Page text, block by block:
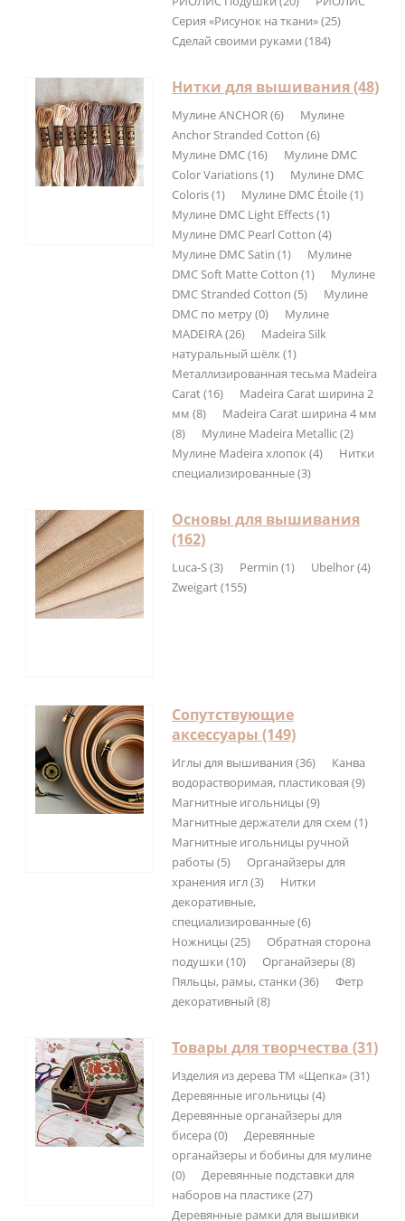
Серия «Рисунок на ткани» (25)
Сделай своими руками (184)
Нитки для вышивания (48)
Мулине ANCHOR (6)
Мулине
Anchor Stranded Cotton (6)
Мулине DMC (16)
Мулине DMC
Color Variations (1)
Мулине DMC
Coloris (1)
Мулине DMC Étoile (1)
Мулине DMC Light Effects (1)
Мулине DMC Pearl Cotton (4)
Мулине DMC Satin (1)
Мулине
DMC Soft Matte Cotton (1)
Мулине
DMC Stranded Cotton (5)
Мулине
DMC по метру (0)
Мулине
MADEIRA (26)
Madeira Silk
натуральный шёлк (1)
Металлизированная тесьма Madeira
Carat (16)
Madeira Carat ширина 2
мм (8)
Madeira Carat ширина 4 мм
(8)
Мулине Madeira Metallic (2)
Мулине Madeira хлопок (4)
Нитки
специализированные (3)
Основы для вышивания
(162)
Luca-S (3) Permin (1)
Ubelhor (4)
Zweigart (155)
Сопутствующие
аксессуары (149)
Иглы для вышивания (36)
Канва
водорастворимая, пластиковая (9)
Магнитные игольницы (9)
Магнитные держатели для схем (1)
Магнитные игольницы ручной
работы (5)
Органайзеры для
хранения игл (3)
Нитки
декоративные,
специализированные (6)
Ножницы (25)
Обратная сторона
подушки (10)
Органайзеры (8)
Пяльцы, рамы, станки (36)
Фетр
декоративный (8)
Товары для творчества (31)
Изделия из дерева ТМ «Щепка» (31)
Деревянные игольницы (4)
Деревянные органайзеры для
бисера (0)
Деревянные
органайзеры и бобины для мулине
(0)
Деревянные подставки для
наборов на пластике (27)
Деревянные рамки для вышивки